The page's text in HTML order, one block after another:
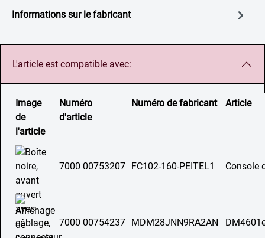
Informations sur le fabricant
L'article est compatible avec:
Image
de
l'article
Numéro
d'article
Numéro de fabricant Article
7000 00753207 FC102-160-PEITEL1 Console
7000 00754237 MDM28JNN9RA2AN